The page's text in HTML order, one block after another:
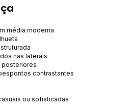
média moderna
nas laterais
posteriores
contrastantes
ou sofisticadas